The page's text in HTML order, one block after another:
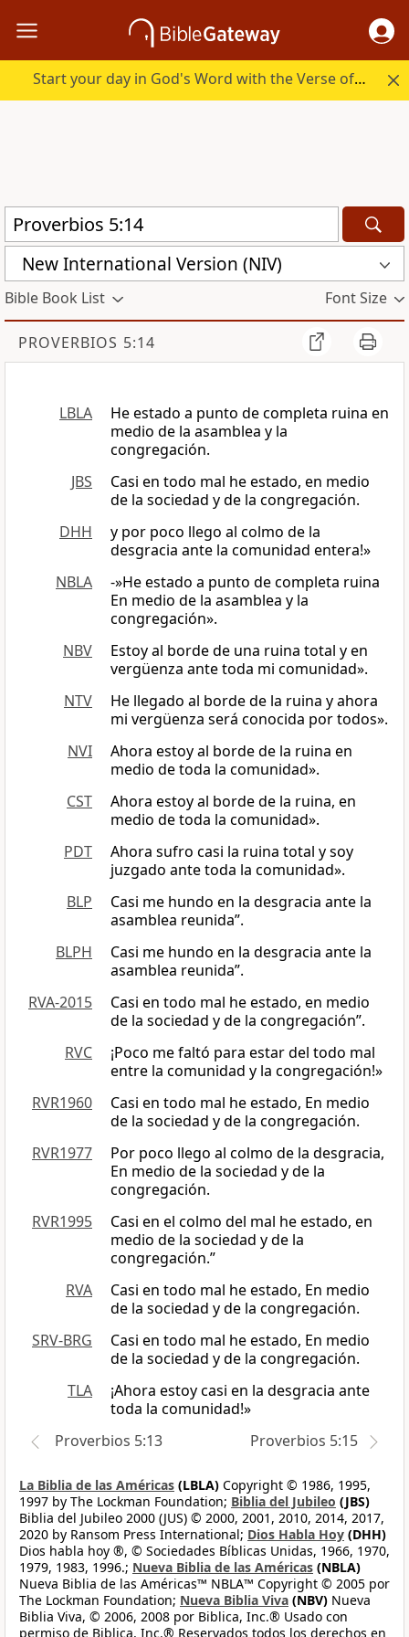
Start your day in God's Word with the Verse of the Day.
New International Version (NIV)
Bible Book List Font Size
PROVERBIOS 5:14
LBLA
He estado a punto de completa ruina en
medio de la asamblea y la
congregación.
JBS
Casi en todo mal he estado, en medio
de la sociedad y de la congregación.
DHH
y por poco llego al colmo de la
desgracia ante la comunidad entera!»
NBLA
-»He estado a punto de completa ruina
En medio de la asamblea y la
congregación».
NBV
Estoy al borde de una ruina total y en
vergüenza ante toda mi comunidad».
NTV
He llegado al borde de la ruina y ahora
mi vergüenza será conocida por todos».
NVI
Ahora estoy al borde de la ruina en
medio de toda la comunidad».
CST
Ahora estoy al borde de la ruina, en
medio de toda la comunidad».
PDT
Ahora sufro casi la ruina total y soy
juzgado ante toda la comunidad».
BLP
Casi me hundo en la desgracia ante la
asamblea reunida”.
BLPH
Casi me hundo en la desgracia ante la
asamblea reunida”.
RVA-2015
Casi en todo mal he estado, en medio
de la sociedad y de la congregación”.
RVC
¡Poco me faltó para estar del todo mal
entre la comunidad y la congregación!»
RVR1960
Casi en todo mal he estado, En medio
de la sociedad y de la congregación.
RVR1977
Por poco llego al colmo de la desgracia,
En medio de la sociedad y de la
congregación.
RVR1995
Casi en el colmo del mal he estado, en
medio de la sociedad y de la
congregación.”
RVA
Casi en todo mal he estado, En medio
de la sociedad y de la congregación.
SRV-BRG
Casi en todo mal he estado, En medio
de la sociedad y de la congregación.
TLA
¡Ahora estoy casi en la desgracia ante
toda la comunidad!»
Proverbios 5:13
Proverbios 5:15
La Biblia de las Américas (LBLA) Copyright © 1986, 1995,
1997 by The Lockman Foundation; Biblia del Jubileo (JBS)
Biblia del Jubileo 2000 (JUS) © 2000, 2001, 2010, 2014, 2017,
2020 by Ransom Press International; Dios Habla Hoy (DHH)
Dios habla hoy ®, © Sociedades Bíblicas Unidas, 1966, 1970,
1979, 1983, 1996.; Nueva Biblia de las Américas (NBLA)
Nueva Biblia de las Américas™ NBLA™ Copyright © 2005 por
The Lockman Foundation; Nueva Biblia Viva (NBV) Nueva
Biblia Viva, © 2006, 2008 por Biblica, Inc.® Usado con
permiso de Biblica, Inc.® Reservados todos los derechos en